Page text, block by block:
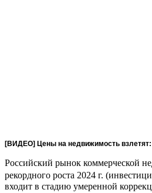
[ВИДЕО] Цены на недвижимость
Российский рынок коммерческой
рекордного роста 2024 г.
входит в стадию умеренной